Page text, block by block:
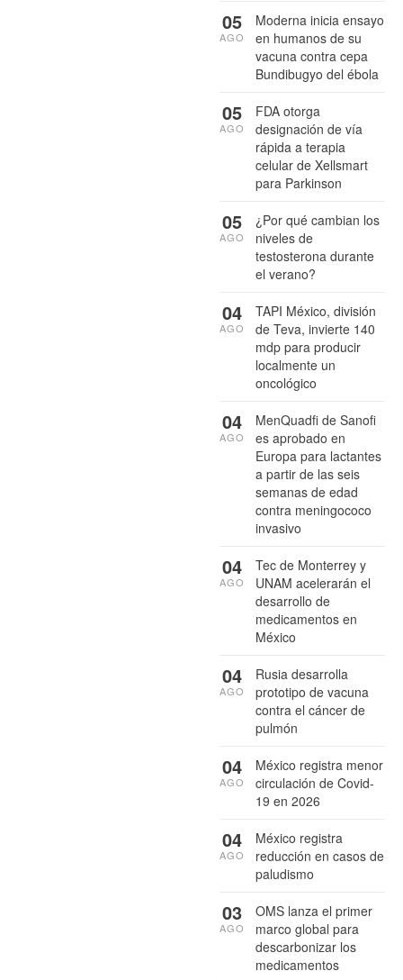
Moderna inicia ensayo
en humanos de su
vacuna contra cepa
Bundibugyo del ébola
05
AGO
FDA otorga
designación de vía
rápida a terapia
celular de Xellsmart
para Parkinson
05
AGO
¿Por qué cambian los
niveles de
testosterona durante
el verano?
05
AGO
TAPI México, división
de Teva, invierte 140
mdp para producir
localmente un
oncológico
04
AGO
MenQuadfi de Sanofi
es aprobado en
Europa para lactantes
a partir de las seis
semanas de edad
contra meningococo
invasivo
04
AGO
Tec de Monterrey y
UNAM acelerarán el
desarrollo de
medicamentos en
México
04
AGO
Rusia desarrolla
prototipo de vacuna
contra el cáncer de
pulmón
04
AGO
México registra menor
circulación de Covid-
19 en 2026
04
AGO
México registra
reducción en casos de
paludismo
04
AGO
OMS lanza el primer
marco global para
descarbonizar los
medicamentos
03
AGO